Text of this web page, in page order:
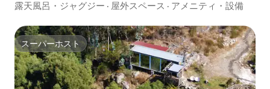
露天風呂・ジャグジー · 屋外スペース · アメニティ・設備
スーパーホスト
スーパーホスト